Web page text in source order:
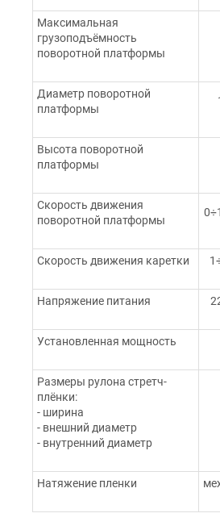
Максимальная
грузоподъёмность
поворотной платформы
Диаметр поворотной
платформы
Высота поворотной
платформы
Скорость движения
поворотной платформы
Скорость движения каретки
Напряжение питания
Установленная мощность
Размеры рулона стретч-
плёнки:
- ширина
- внешний диаметр
- внутренний диаметр
Натяжение пленки